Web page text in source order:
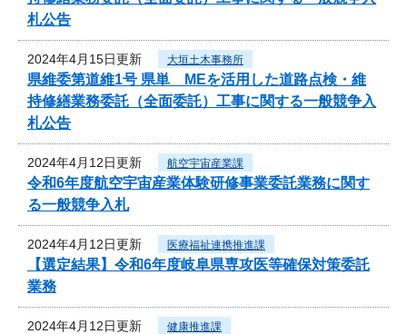
札公告
2024年4月15日更新 大垣土木事務所
県維委第道維1号 県単 MEを活用した道路点検・維
持修繕業務委託（全面委託）工事に関する一般競争入
札公告
2024年4月12日更新 航空宇宙産業課
令和6年度航空宇宙産業体験研修事業委託業務に関す
る一般競争入札
2024年4月12日更新 医療福祉連携推進課
【選定結果】令和6年度岐阜県専攻医等確保対策委託
業務
2024年4月12日更新 健康推進課